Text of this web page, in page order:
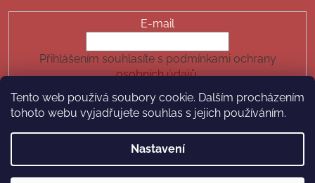
Tento web používá soubory cookie. Dalším procházením
tohoto webu vyjadřujete souhlas s jejich používáním.
Nastavení
E-mail
Přihlášením souhlasíte s podmínkami ochrany
osobních údajů.
PŘIHLÁSIT SE